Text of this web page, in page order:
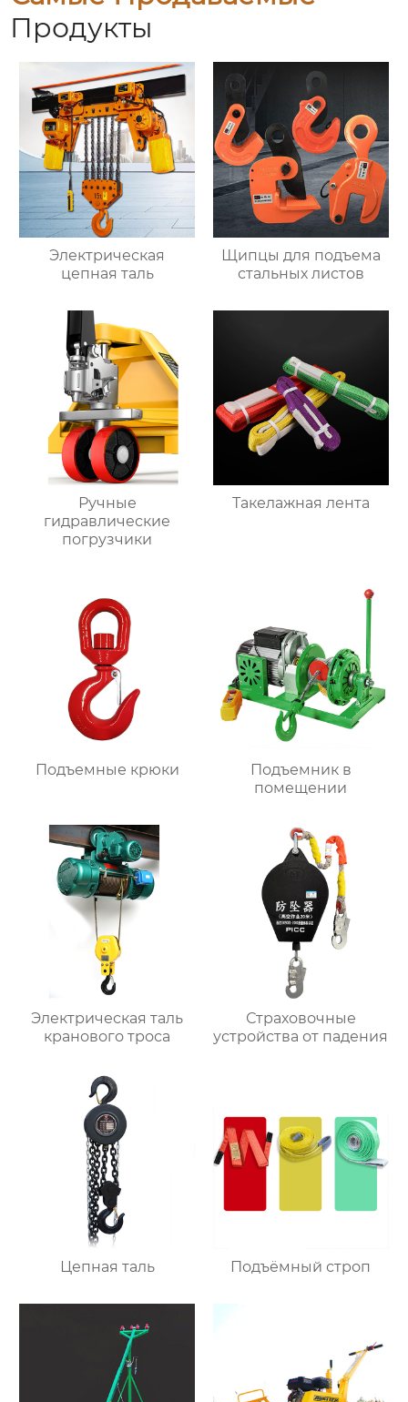
Продукты
Электрическая
цепная таль
Щипцы для подъема
стальных листов
Ручные
гидравлические
погрузчики
Такелажная лента
Подъемные крюки
Подъемник в
помещении
Электрическая таль
кранового троса
Страховочные
устройства от падения
Цепная таль Подъёмный строп